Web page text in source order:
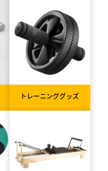
トレーニンググッズ